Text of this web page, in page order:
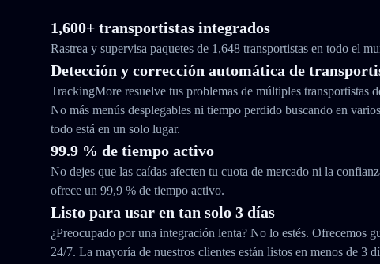
1,600+ transportistas integrados
Rastrea y supervisa paquetes de 1,648 transportistas en todo el
Detección y corrección automática de
TrackingMore resuelve tus problemas de múltiples transportistas
No más menús desplegables ni tiempo perdido buscando en
todo está en un solo lugar.
99.9 % de tiempo activo
No dejes que las caídas afecten tu cuota de mercado ni la
ofrece un 99,9 % de tiempo activo.
Listo para usar en tan solo 3 días
¿Preocupado por una integración lenta? No lo estés. Ofrecemos
24/7. La mayoría de nuestros clientes están listos en menos de 3